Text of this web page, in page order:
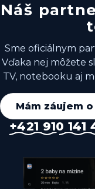
Náš partne
t
Sme oficiálnym
Vďaka nej môžete
TV, notebooku aj
Mám záujem
+421 910 141